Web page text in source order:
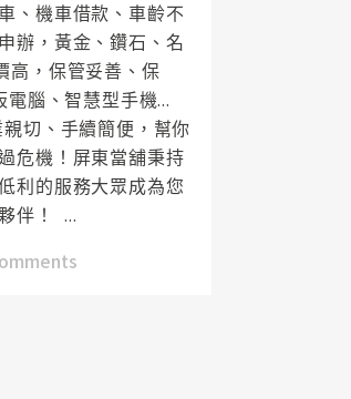
、機車借款、車齡不
辦，黃金、鑽石、名
高，保管妥善、保
電腦、智慧型手機…
切、手續簡便，幫你
危機！屏東當舖秉持
利的服務大眾成為您
伴！ ...